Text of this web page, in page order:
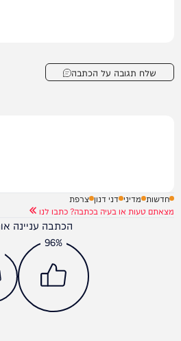
שלח תגובה על הכתבה
חדשות מדיני דני דנון צרפת
מצאתם טעות או בעיה בכתבה? כתבו לנו
הכתבה עניינה
96%